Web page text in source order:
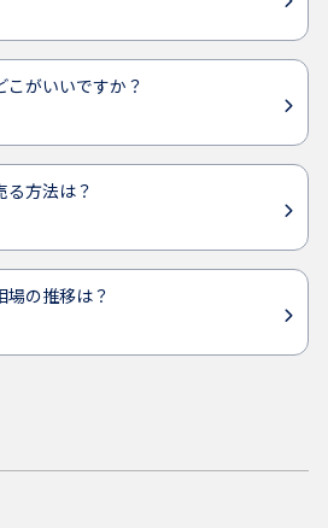
こがいいですか？
る方法は？
場の推移は？